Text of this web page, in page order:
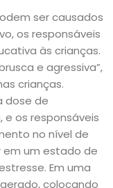
ser causados
os responsáveis
às crianças.
e agressiva”,
crianças.
dose de
os responsáveis
no nível de
em um estado de
Em uma
colocando